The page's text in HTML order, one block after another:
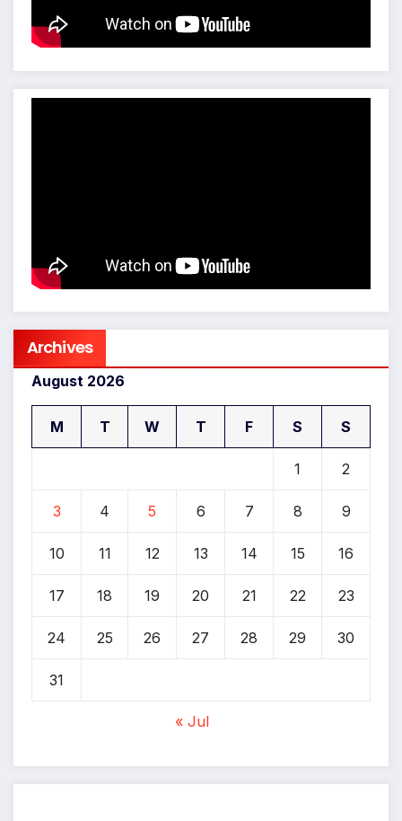
Archives
August 2026
M T W T F S S
1 2
3 4 5 6 7 8 9
10 11 12 13 14 15 16
17 18 19 20 21 22 23
24 25 26 27 28 29 30
31
« Jul